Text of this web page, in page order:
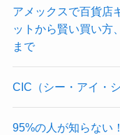
アメックスで百貨店
ットから賢い買い方
まで
CIC（シー・アイ・
95%の人が知らない